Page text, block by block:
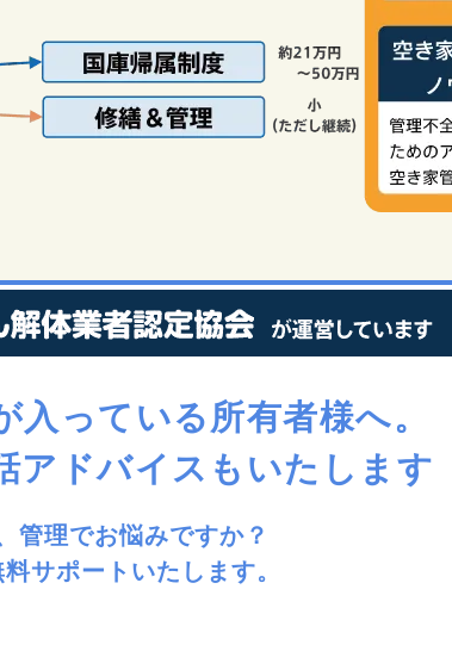
っている所有者様へ。
アドバイスもいたします
管理でお悩みですか？
サポートいたします。